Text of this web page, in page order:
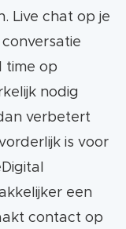
Live chat op je
time op
nodig
verbetert
is voor
een
contact op